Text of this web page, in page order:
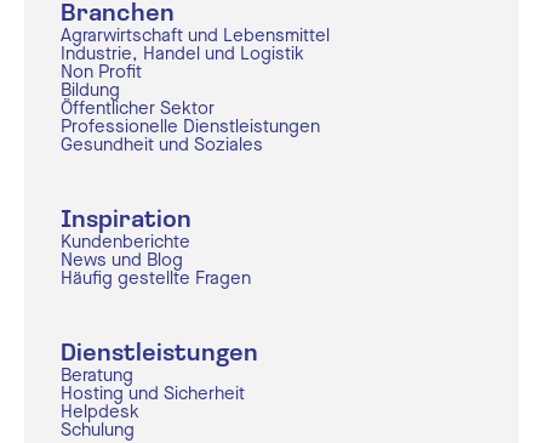
Branchen
Agrarwirtschaft und Lebensmittel
Industrie, Handel und Logistik
Non Profit
Bildung
Öffentlicher Sektor
Professionelle Dienstleistungen
Gesundheit und Soziales
Inspiration
Kundenberichte
News und Blog
Häufig gestellte Fragen
Dienstleistungen
Beratung
Hosting und Sicherheit
Helpdesk
Schulung